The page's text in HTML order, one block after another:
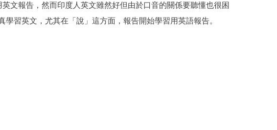
文報告，然而印度人英文雖然好但由於口音的關係要聽懂也很困
習英文，尤其在「說」這方面，報告開始學習用英語報告。